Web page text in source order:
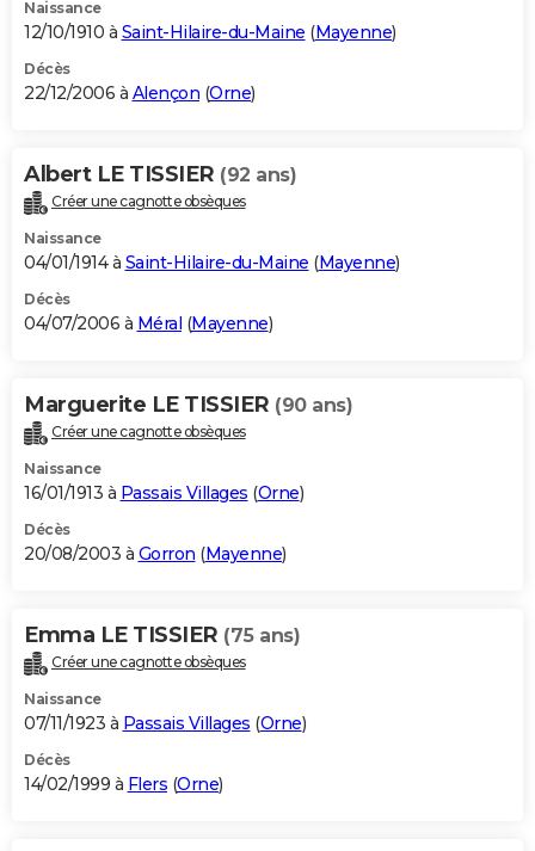
Naissance
12/10/1910 à Saint-Hilaire-du-Maine (Mayenne)
Décès
22/12/2006 à Alençon (Orne)
Albert LE TISSIER (92 ans)
Créer une cagnotte obsèques
Naissance
04/01/1914 à Saint-Hilaire-du-Maine (Mayenne)
Décès
04/07/2006 à Méral (Mayenne)
Marguerite LE TISSIER (90 ans)
Créer une cagnotte obsèques
Naissance
16/01/1913 à Passais Villages (Orne)
Décès
20/08/2003 à Gorron (Mayenne)
Emma LE TISSIER (75 ans)
Créer une cagnotte obsèques
Naissance
07/11/1923 à Passais Villages (Orne)
Décès
14/02/1999 à Flers (Orne)